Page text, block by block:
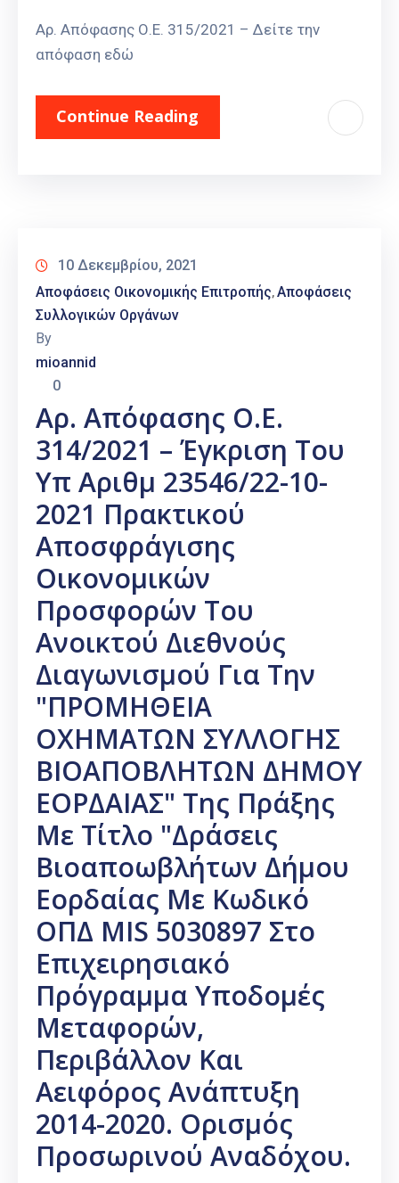
Αρ. Απόφασης Ο.Ε. 315/2021 – Δείτε την
απόφαση εδώ
Continue Reading
10 Δεκεμβρίου, 2021
Αποφάσεις Οικονομικής Επιτροπής‚Αποφάσεις
Συλλογικών Οργάνων
By
mioannid
0
Αρ. Απόφασης Ο.Ε.
314/2021 – Έγκριση Του
Υπ Αριθμ 23546/22-10-
2021 Πρακτικού
Αποσφράγισης
Οικονομικών
Προσφορών Του
Ανοικτού Διεθνούς
Διαγωνισμού Για Την
"ΠΡΟΜΗΘΕΙΑ
ΟΧΗΜΑΤΩΝ ΣΥΛΛΟΓΗΣ
ΒΙΟΑΠΟΒΛΗΤΩΝ ΔΗΜΟΥ
ΕΟΡΔΑΙΑΣ" Της Πράξης
Με Τίτλο "Δράσεις
Βιοαποωβλήτων Δήμου
Εορδαίας Με Κωδικό
ΟΠΔ MIS 5030897 Στο
Επιχειρησιακό
Πρόγραμμα Υποδομές
Μεταφορών,
Περιβάλλον Και
Αειφόρος Ανάπτυξη
2014-2020. Ορισμός
Προσωρινού Αναδόχου.